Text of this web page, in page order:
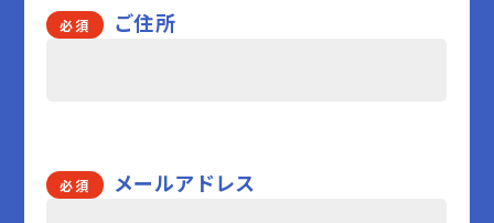
必須 ご住所
必須 メールアドレス